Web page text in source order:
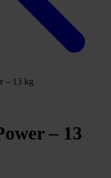
– 13 kg
– 13